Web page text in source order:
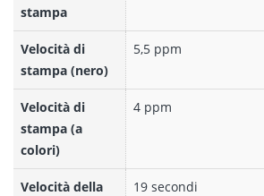
stampa
Velocità di
stampa (nero)
5,5 ppm
Velocità di
stampa (a
colori)
4 ppm
Velocità della
19 secondi